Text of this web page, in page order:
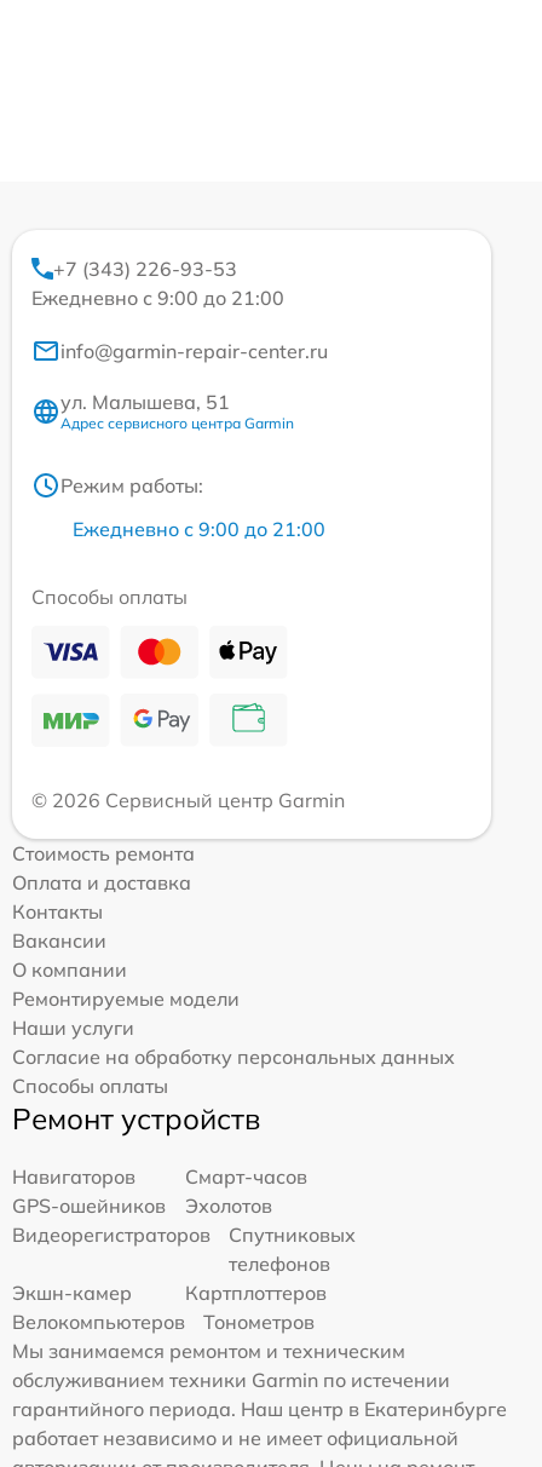
+7 (343) 226-93-53
Ежедневно с 9:00 до 21:00
info@garmin-repair-center.ru
ул. Малышева, 51
Адрес сервисного центра Garmin
Режим работы:
Ежедневно с 9:00 до 21:00
Способы оплаты
© 2026 Сервисный центр Garmin
Стоимость ремонта
Оплата и доставка
Контакты
Вакансии
О компании
Ремонтируемые модели
Наши услуги
Согласие на обработку персональных данных
Способы оплаты
Ремонт устройств
Навигаторов
Смарт-часов
GPS-ошейников
Эхолотов
Видеорегистраторов
Спутниковых
телефонов
Экшн-камер
Картплоттеров
Велокомпьютеров
Тонометров
Мы занимаемся ремонтом и техническим
обслуживанием техники Garmin по истечении
гарантийного периода. Наш центр в Екатеринбурге
работает независимо и не имеет официальной